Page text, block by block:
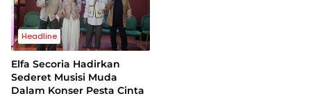
Headline
Elfa Secoria Hadirkan
Sederet Musisi Muda
Dalam Konser Pesta Cinta